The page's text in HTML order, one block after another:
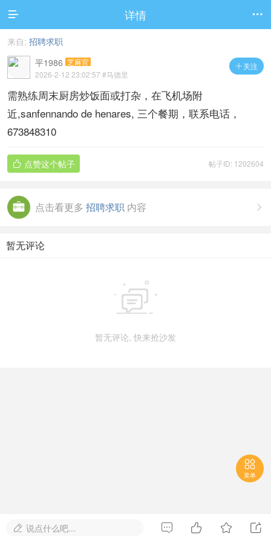
 详情 
来自: 招聘求职
 关注
平1986 芝麻官
2026-2-12 23:02:57 #马德里
需熟练周末厨房炒饭面或打杂，在飞机场附
近,sanfennando de henares, 三个餐期，联系电话，
673848310
帖子ID: 1202604
 点赞这个帖子

点击看更多 招聘求职 内容
暂无评论

暂无评论, 快来抢沙发

菜单
 说点什么吧...    